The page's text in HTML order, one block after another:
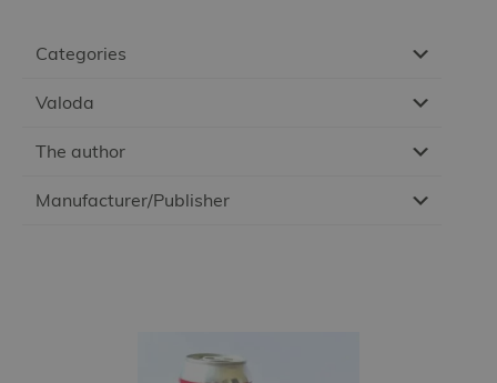
Categories
Valoda
The author
Manufacturer/Publisher